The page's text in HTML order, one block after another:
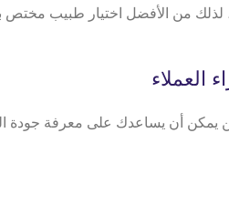
لذلك من الأفضل اختيار طبيب مختص
يمكن أن يساعدك على معرفة